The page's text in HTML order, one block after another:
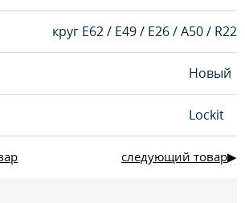
круг Е62 / Е49 / Е26 / А50 / R22
Новый
Lockit
следующий товар